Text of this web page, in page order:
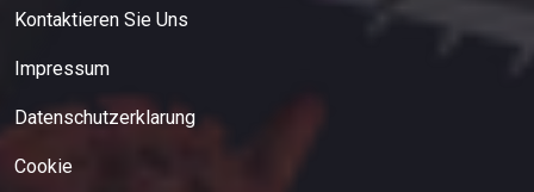
Kontaktieren Sie Uns
Impressum
Datenschutzerklarung
Cookie